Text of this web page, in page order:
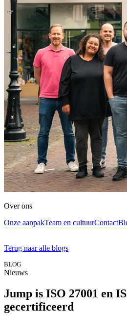
Over ons
Onze aanpakTeam en cultuurContact
Terug naar alle blogs
BLOG
Nieuws
Jump is ISO 27001 en
gecertificeerd